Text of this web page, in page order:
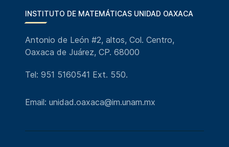
INSTITUTO DE MATEMÁTICAS UNIDAD OAXACA
Antonio de León #2, altos, Col. Centro,
Oaxaca de Juárez, CP. 68000
Tel: 951 5160541 Ext. 550.
Email: unidad.oaxaca@im.unam.mx